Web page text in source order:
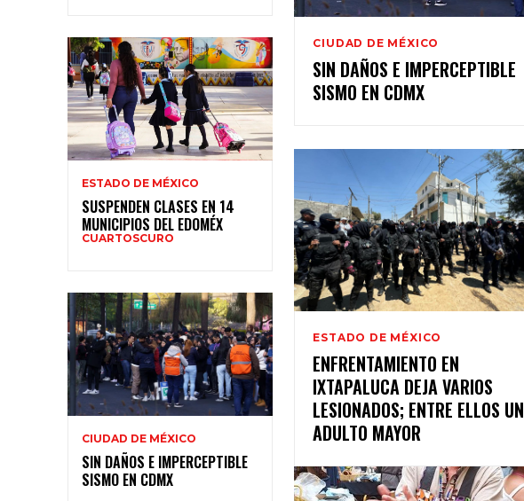
ESTADO DE MÉXICO
SUSPENDEN CLASES EN 14
MUNICIPIOS DEL EDOMÉX
CUARTOSCURO
CIUDAD DE MÉXICO
SIN DAÑOS E IMPERCEPTIBLE
SISMO EN CDMX
CIUDAD DE MÉXICO
SIN DAÑOS E IMPERCEPTIBLE
SISMO EN CDMX
ESTADO DE MÉXICO
ENFRENTAMIENTO EN
IXTAPALUCA DEJA VARIOS
LESIONADOS; ENTRE ELLOS UN
ADULTO MAYOR